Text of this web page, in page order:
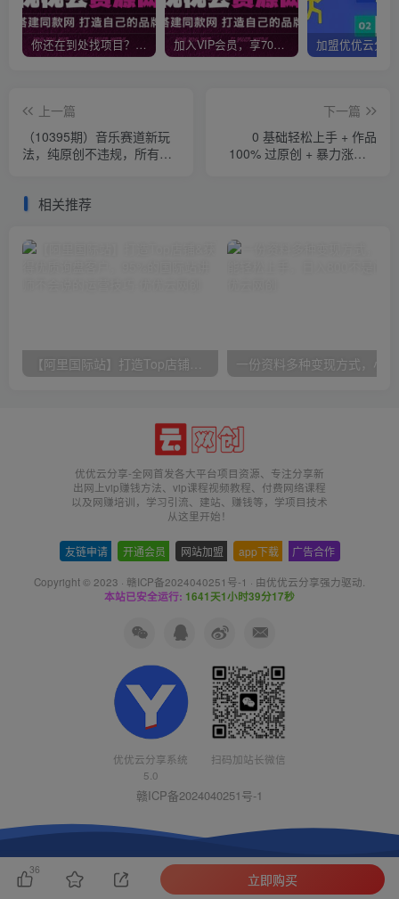
你还在到处找项目？还在当韭菜？我靠网创资源站一个月收入5万+，曾经我也是个失败者。 加入VIP会员，享70%的推广提成，免费学习多种网上创业课程，菜鸟秒变大神！
上一篇
（10395期）音乐赛道新玩
法，纯原创不违规，所有平
下一篇
0 基础轻松上手 + 作品
100% 过原创 + 暴力涨粉 +
相关推荐
优优云分享-全网首发各大平台项目资源、专注分享新
出网上vip赚钱方法、vip课程视频教程、付费网络课程
以及网赚培训，学习引流、建站、赚钱等，学项目技术
从这里开始！
友链申请 开通会员 网站加盟 app下载 广告合作
Copyright © 2023 · 赣ICP备2024040251号-1 · 由优优云分享强力驱动.
本站已安全运行: 1641天1小时39分17秒
优优云分享系统
5.0
扫码加站长微信
赣ICP备2024040251号-1
36
立即购买